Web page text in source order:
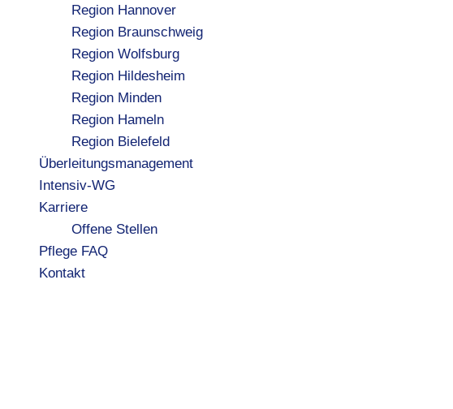
Region Hannover
Region Braunschweig
Region Wolfsburg
Region Hildesheim
Region Minden
Region Hameln
Region Bielefeld
Überleitungsmanagement
Intensiv-WG
Karriere
Offene Stellen
Pflege FAQ
Kontakt